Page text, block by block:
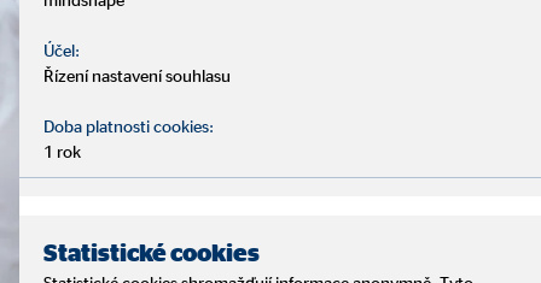
Účel:
Řízení nastavení souhlasu
Doba platnosti cookies:
1 rok
Statistické cookies